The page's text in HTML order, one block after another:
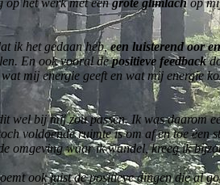
op het werk met eengrote glimlachop
ik het gedaan heb,een luisterend oor
En ook vooral depositieve feedback
mij energie geeft en wat mij energie
bij mij zou passen. Ik was daarom
voldoende ruimte is om af en toe een
omgeving waar ik wandel, kreeg ik
ook juist de positieve dingen die al